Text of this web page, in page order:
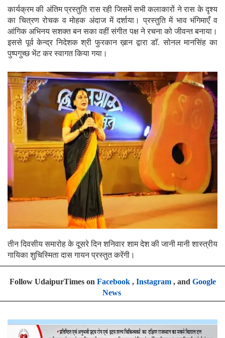
कार्यक्रम की अंतिम प्रस्तुति रास रही जिसमें सभी कलाकारों ने रास के दृश्य
का चित्रण रोचक व मोहक अंदाज में दर्शाया। प्रस्तुति में भाव भंगिमाएँ व
आंगिक अभिनय सशक्त बन सका वहीं संगीत पक्ष ने रचना को जीवन्त बनाया।
इससे पूर्व केन्द्र निदेशक श्री फुरकान ख़ान द्वारा डाॅ. सोनल मानसिंह का
पुष्पगुच्छ भेंट कर स्वागत किया गया।
तीन दिवसीय समारोह के दूसरे दिन शनिवार शाम देश की जानी मानी शास्त्रीय
गायिका शुचिस्मिता दास गायन प्रस्तुत करेंगी।
Follow UdaipurTimes on Facebook, Instagram, and Google
News